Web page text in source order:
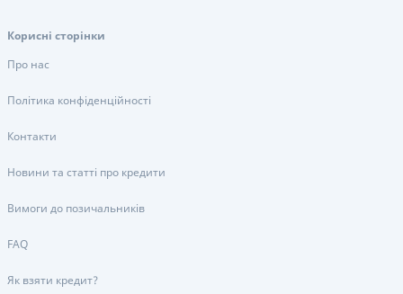
Корисні сторінки
Про нас
Політика конфіденційності
Контакти
Новини та статті про кредити
Вимоги до позичальників
FAQ
Як взяти кредит?